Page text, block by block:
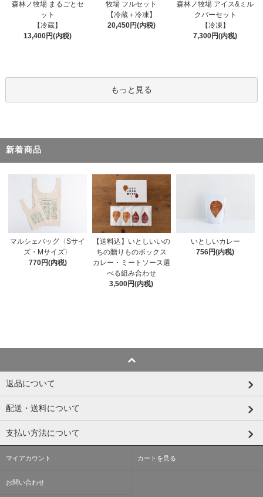
森林ノ牧場 まるごとセ
ット
【冷蔵】
13,400円(内税)
牧場 フルセット
【冷蔵＋冷凍】
20,450円(内税)
森林ノ牧場 アイス&ミル
クバーセット
【冷凍】
7,300円(内税)
もっと見る
新着商品
マルシェバッグ〈Sサイ
ズ・Mサイズ〉
770円(内税)
【送料込】いとしいいの
ちの贈りものボックス
カレー・ミートソース選
べる組み合わせ
3,500円(内税)
いとしいカレー
756円(内税)
返品について
配送・送料について
支払い方法について
マイアカウント カートを見る
お問い合わせ